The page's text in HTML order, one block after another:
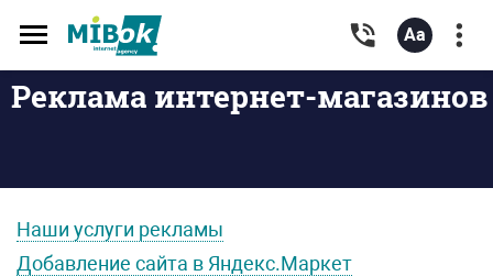
Toggle
navigation
Реклама интернет-магазинов
Наши услуги рекламы
Добавление сайта в Яндекс.Маркет